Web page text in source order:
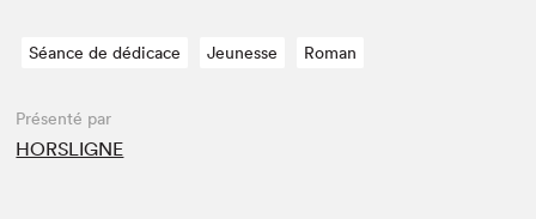
Séance de dédicace Jeunesse Roman
Présenté par
HORSLIGNE